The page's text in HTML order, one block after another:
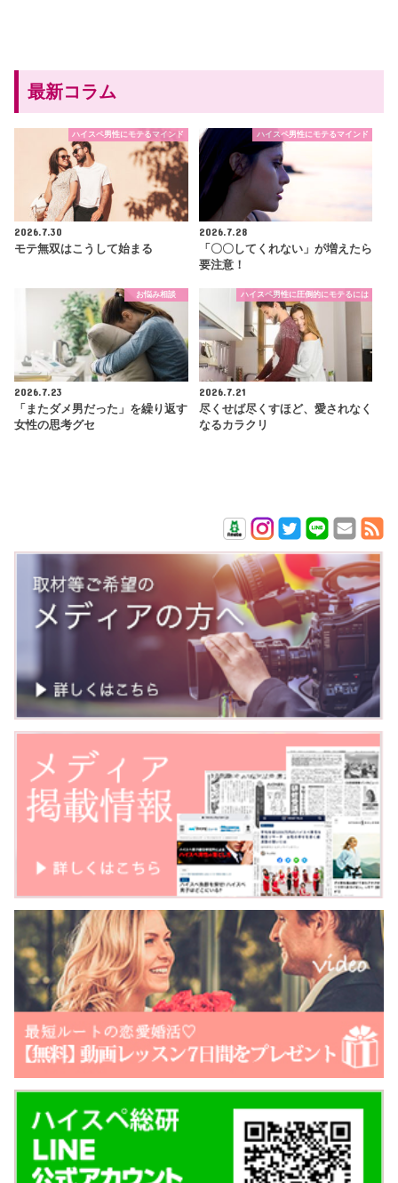
最新コラム
ハイスペ男性にモテるマインド
2026.7.30
モテ無双はこうして始まる
ハイスペ男性にモテるマインド
2026.7.28
「〇〇してくれない」が増えたら
要注意！
お悩み相談
2026.7.23
「またダメ男だった」を繰り返す
女性の思考グセ
ハイスペ男性に圧倒的にモテるには
2026.7.21
尽くせば尽くすほど、愛されなく
なるカラクリ